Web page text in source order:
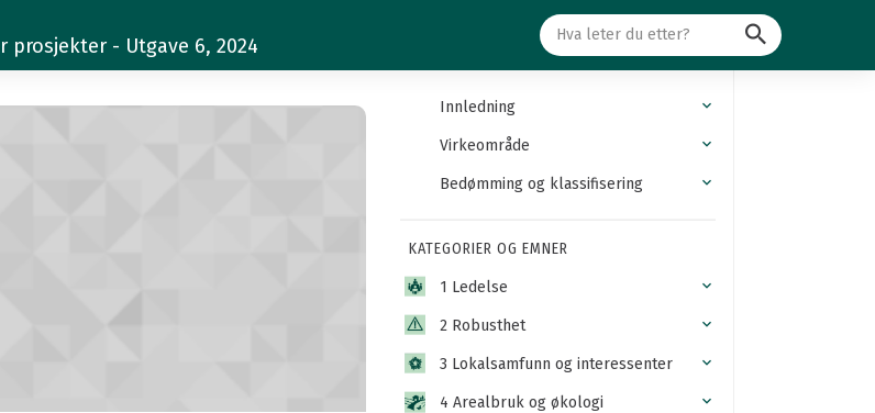
prosjekter - Utgave 6, 2024 Søk
Innledning
Virkeområde
Bedømming og klassifisering
KATEGORIER OG EMNER
1 Ledelse
2 Robusthet
3 Lokalsamfunn og interessenter
4 Arealbruk og økologi